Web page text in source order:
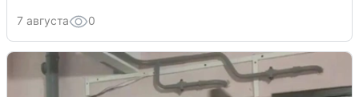
7 августа 0